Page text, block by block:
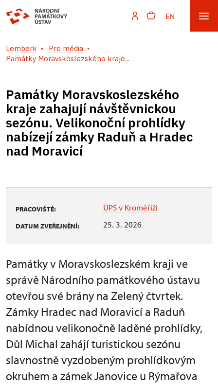
EN
Lemberk
Pro média
Památky Moravskoslezského kraje...
Památky Moravskoslezského
kraje zahajují návštěvnickou
sezónu. Velikonoční prohlídky
nabízejí zámky Raduň a Hradec
nad Moravicí
PRACOVIŠTĚ: ÚPS v Kroměříži
DATUM ZVEŘEJNĚNÍ: 25. 3. 2026
Památky v Moravskoslezském kraji ve
správě Národního památkového ústavu
otevřou své brány na Zelený čtvrtek.
Zámky Hradec nad Moravicí a Raduň
nabídnou velikonočně laděné prohlídky,
Důl Michal zahájí turistickou sezónu
slavnostně vyzdobeným prohlídkovým
okruhem a zámek Janovice u Rýmařova